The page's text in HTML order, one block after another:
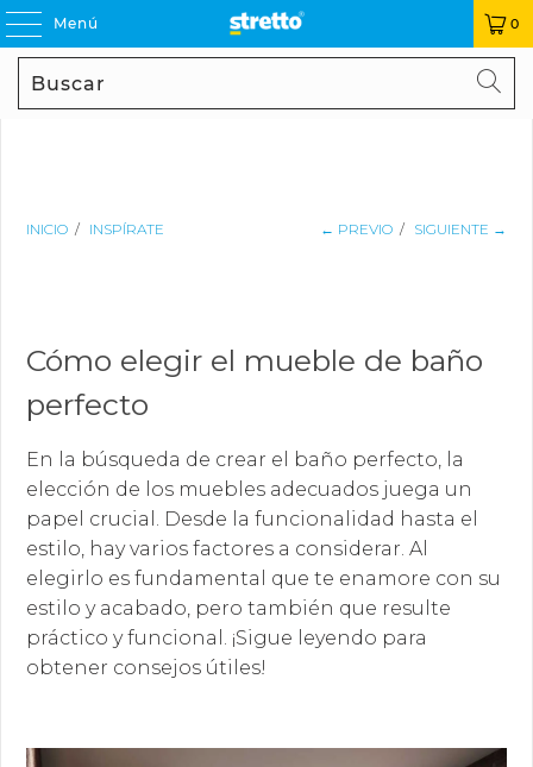
Menú 0
Buscar
INICIO / INSPÍRATE ← PREVIO / SIGUIENTE →
Cómo elegir el mueble de baño
perfecto
En la búsqueda de crear el baño perfecto, la
elección de los muebles adecuados juega un
papel crucial. Desde la funcionalidad hasta el
estilo, hay varios factores a considerar. Al
elegirlo es fundamental que te enamore con su
estilo y acabado, pero también que resulte
práctico y funcional. ¡Sigue leyendo para
obtener consejos útiles!